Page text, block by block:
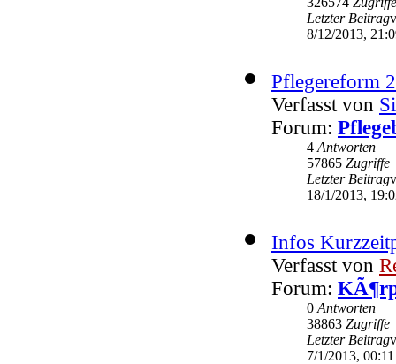
Letzter Beitrag
8/12/2013,
Pflegereform
Verfasst von
Forum:
4 Antworten
57865 Zugriffe
Letzter Beitrag
18/1/2013,
Infos
Verfasst von
Forum:
0 Antworten
38863 Zugriffe
Letzter Beitrag
7/1/2013, 00:11